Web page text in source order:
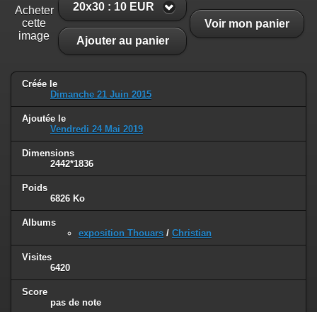
Acheter
cette
image
20x30 : 10 EUR
Ajouter au panier
Voir mon panier
Créée le
Dimanche 21 Juin 2015
Ajoutée le
Vendredi 24 Mai 2019
Dimensions
2442*1836
Poids
6826 Ko
Albums
exposition Thouars / Christian
Visites
6420
Score
pas de note